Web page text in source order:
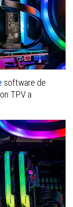
software de
TPV a